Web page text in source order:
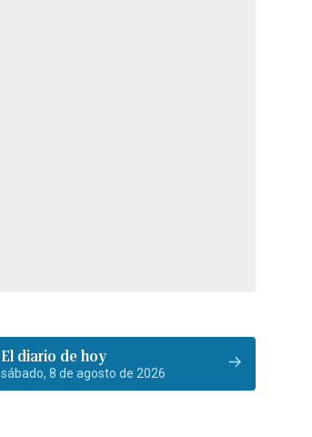
El diario de hoy
sábado, 8 de agosto de 2026